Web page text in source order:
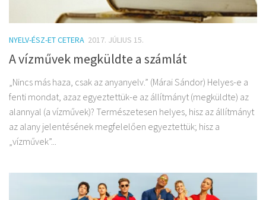
NYELV-ÉSZ-ET CETERA 2017. JÚLIUS 15.
A vízművek megküldte a számlát
„Nincs más haza, csak az anyanyelv.” (Márai Sándor) Helyes-e a
fenti mondat, azaz egyeztettük-e az állítmányt (megküldte) az
alannyal (a vízművek)? Természetesen helyes, hisz az állítmányt
az alany jelentésének megfelelően egyeztettük; hisz a
„vízművek”...